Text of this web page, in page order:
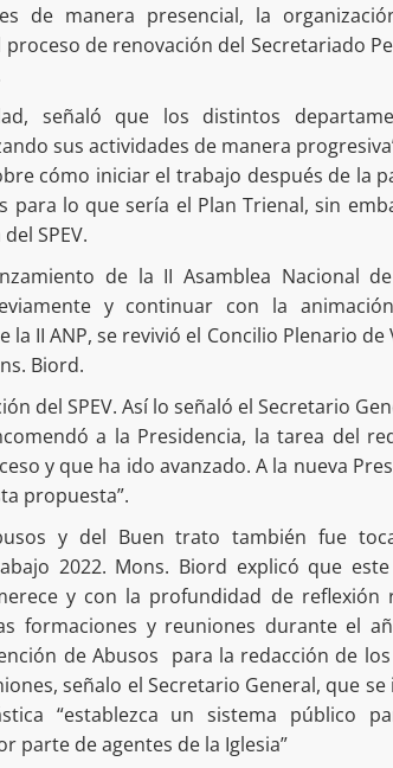
de manera presencial, la
de renovación del Secretariado
señaló que los distintos
sus actividades de manera
cómo iniciar el trabajo después de la
lo que sería el Plan Trienal, sin
SPEV.
de la II Asamblea Nacional
y continuar con la
la II ANP, se revivió el Concilio Plenario de
Biord.
del SPEV. Así lo señaló el Secretario
a la Presidencia, la tarea del
y que ha ido avanzado. A la nueva
propuesta”.
y del Buen trato también fue
2022. Mons. Biord explicó que
y con la profundidad de reflexión
formaciones y reuniones durante el
de Abusos para la redacción de
señalo el Secretario General, que se
“establezca un sistema público
parte de agentes de la Iglesia”